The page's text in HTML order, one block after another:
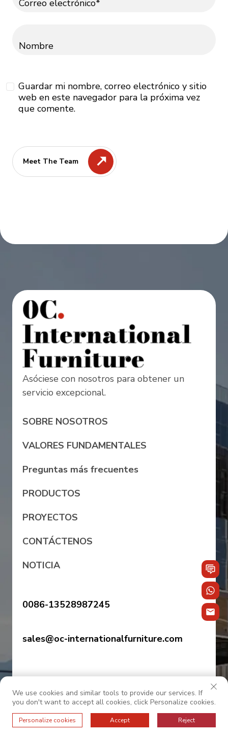
Correo electrónico*
Nombre
Guardar mi nombre, correo electrónico y sitio
web en este navegador para la próxima vez
que comente.
Meet The Team
Asóciese con nosotros para obtener un
servicio excepcional.
SOBRE NOSOTROS
VALORES FUNDAMENTALES
Preguntas más frecuentes
PRODUCTOS
PROYECTOS
CONTÁCTENOS
NOTICIA
0086-13528987245
sales@oc-internationalfurniture.com
We use cookies and similar tools to provide our services. If
you don't want to accept all cookies, click Personalize cookies.
Personalize cookies Accept Reject